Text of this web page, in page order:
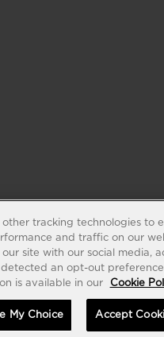
other tracking technologies to
and traffic on our
site with our social media,
an opt-out
is available in our
Cookie
My Choice Accept